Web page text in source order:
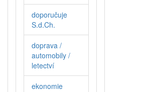
doporučuje
S.d.Ch.
doprava /
automobily /
letectví
ekonomie